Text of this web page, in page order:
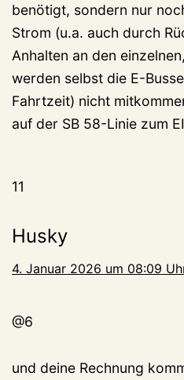
benötigt, sondern nur
Strom (u.a. auch durch
Anhalten an den
werden selbst die E-
Fahrtzeit) nicht
auf der SB 58-Linie zum
11
Husky
4. Januar 2026 um 08:09
@6
und deine Rechnung